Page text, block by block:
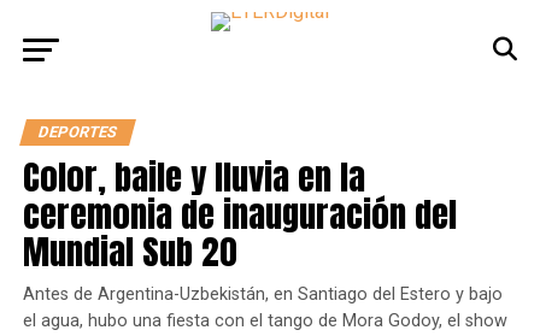
DEPORTES
Color, baile y lluvia en la
ceremonia de inauguración del
Mundial Sub 20
Antes de Argentina-Uzbekistán, en Santiago del Estero y bajo
el agua, hubo una fiesta con el tango de Mora Godoy, el show